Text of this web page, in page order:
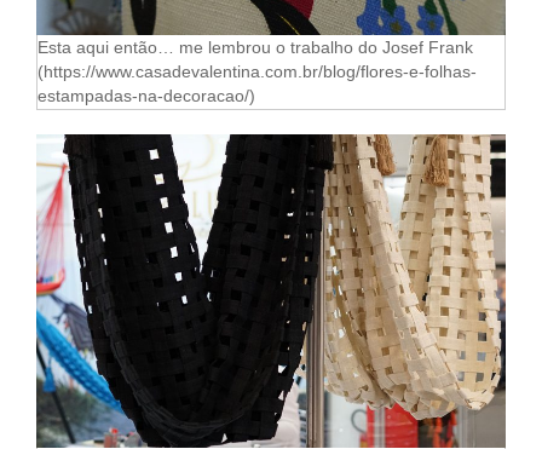
Esta aqui então… me lembrou o trabalho do Josef Frank
(https://www.casadevalentina.com.br/blog/flores-e-folhas-
estampadas-na-decoracao/)